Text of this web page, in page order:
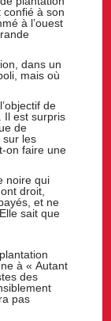
confié à son
à l’ouest
dans un
mais où
de
Il est surpris
de
sur les
on faire une
noire qui
droit,
et ne
sait que
à « Autant
des
pas